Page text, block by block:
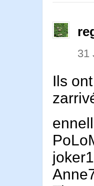
31
Ils